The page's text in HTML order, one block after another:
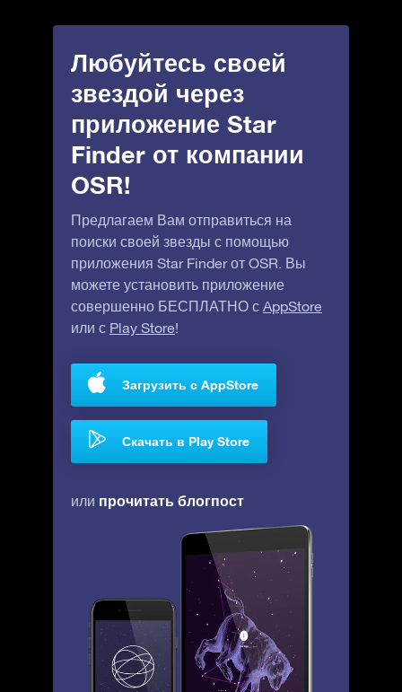
Любуйтесь своей
звездой через
приложение Star
Finder от компании
OSR!
Предлагаем Вам отправиться на
поиски своей звезды с помощью
приложения Star Finder от OSR. Вы
можете установить приложение
совершенно БЕСПЛАТНО с AppStore
или с Play Store!
Загрузить с AppStore
Скачать в Play Store
или прочитать блогпост